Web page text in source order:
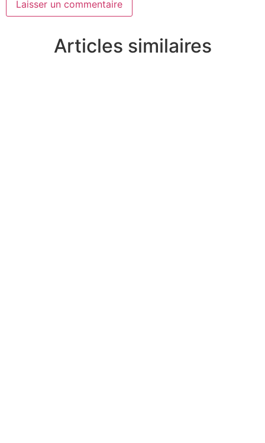
Articles similaires